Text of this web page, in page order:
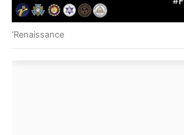
’Renaissance